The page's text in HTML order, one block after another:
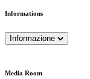
Informations
Informazione
Media Room